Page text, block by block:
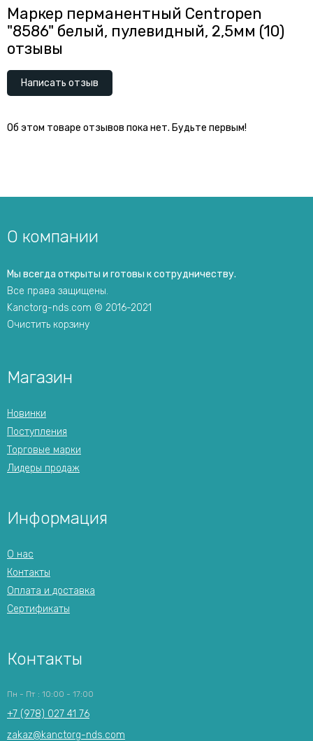
Маркер перманентный Centropen
"8586" белый, пулевидный, 2,5мм (10)
отзывы
Написать отзыв
Об этом товаре отзывов пока нет. Будьте первым!
О компании
Мы всегда открыты и готовы к сотрудничеству.
Все права защищены.
Kanctorg-nds.com © 2016-2021
Очистить корзину
Магазин
Новинки
Поступления
Торговые марки
Лидеры продаж
Информация
О нас
Контакты
Оплата и доставка
Сертификаты
Контакты
Пн - Пт : 10:00 - 17:00
+7 (978) 027 41 76
zakaz@kanctorg-nds.com